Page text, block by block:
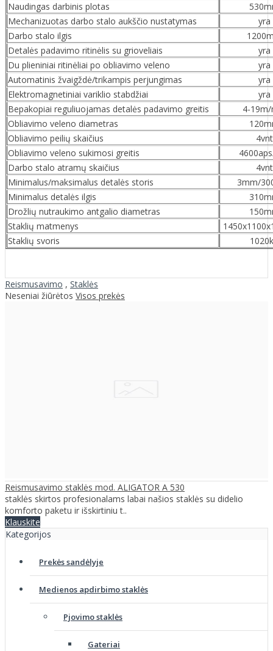
Naudingas darbinis plotas
Mechanizuotas darbo stalo aukščio nustatymas
yra
Darbo stalo ilgis
Detalės padavimo ritinėlis su grioveliais
yra
Du plieniniai ritinėliai po obliavimo veleno
yra
Automatinis žvaigždė/trikampis perjungimas
yra
Elektromagnetiniai variklio stabdžiai
yra
Bepakopiai reguliuojamas detalės padavimo greitis
4-
Obliavimo veleno diametras
Obliavimo peilių skaičius
4vnt
Obliavimo veleno sukimosi greitis
Darbo stalo atramų skaičius
4vnt
Minimalus/maksimalus detalės storis
3mm/
Minimalus detalės ilgis
Drožlių nutraukimo antgalio diametras
Staklių matmenys
Staklių svoris
Reismusavimo , Staklės
Neseniai žiūrėtos Visos prekės
Reismusavimo staklės mod. ALIGATOR A 530
staklės skirtos profesionalams labai našios staklės su didelio
komforto paketu ir išskirtiniu t..
Klauskite
Kategorijos
Prekės sandėlyje
Medienos apdirbimo staklės
Pjovimo staklės
Gateriai